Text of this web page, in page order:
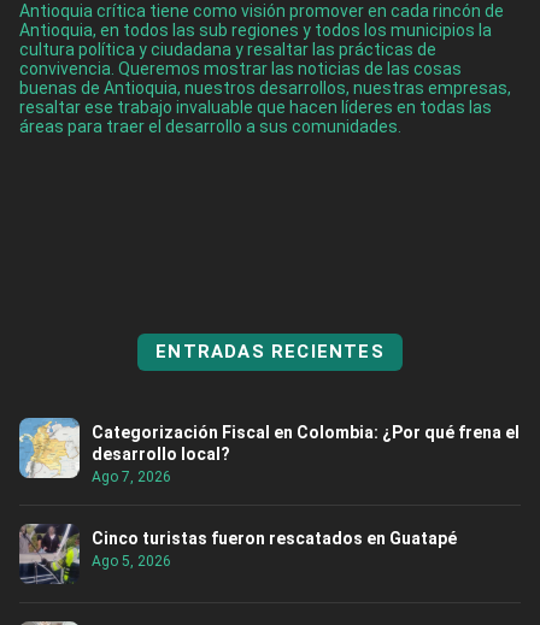
Antioquia crítica tiene como visión promover en cada rincón de
Antioquia, en todos las sub regiones y todos los municipios la
cultura política y ciudadana y resaltar las prácticas de
convivencia. Queremos mostrar las noticias de las cosas
buenas de Antioquia, nuestros desarrollos, nuestras empresas,
resaltar ese trabajo invaluable que hacen líderes en todas las
áreas para traer el desarrollo a sus comunidades.
ENTRADAS RECIENTES
Categorización Fiscal en Colombia: ¿Por qué frena el
desarrollo local?
Ago 7, 2026
Cinco turistas fueron rescatados en Guatapé
Ago 5, 2026